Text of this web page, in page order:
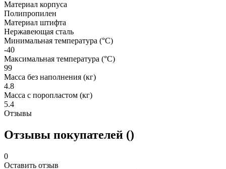
Материал корпуса
Полипропилен
Материал штифта
Нержавеющая сталь
Минимальная температура (°C)
-40
Максимальная температура (°C)
99
Масса без наполнения (кг)
4.8
Масса с поропластом (кг)
5.4
Отзывы
Отзывы покупателей ()
0
Оставить отзыв